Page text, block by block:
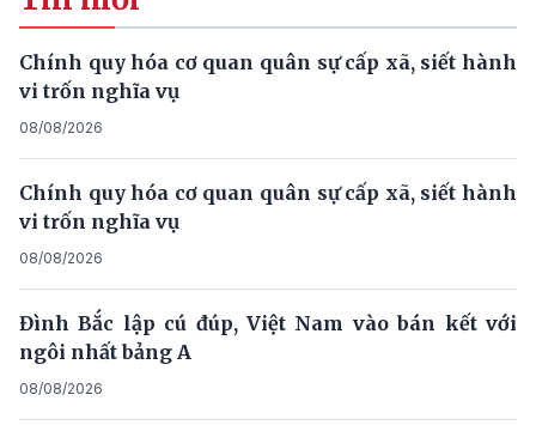
Chính quy hóa cơ quan quân sự cấp xã, siết hành
vi trốn nghĩa vụ
08/08/2026
Chính quy hóa cơ quan quân sự cấp xã, siết hành
vi trốn nghĩa vụ
08/08/2026
Đình Bắc lập cú đúp, Việt Nam vào bán kết với
ngôi nhất bảng A
08/08/2026